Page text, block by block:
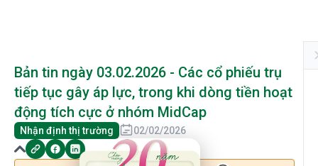
Bản tin ngày 03.02.2026 - Các cổ phiếu trụ
tiếp tục gây áp lực, trong khi dòng tiền hoạt
động tích cực ở nhóm MidCap
Nhận định thị trường 02/02/2026
20 Năm Thành Lập - Công Ty Chứng Khoán Phú